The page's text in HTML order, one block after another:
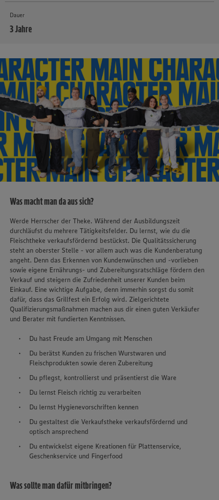
Dauer
3 Jahre
Was macht man da aus sich?
Werde Herrscher der Theke. Während der Ausbildungszeit
durchläufst du mehrere Tätigkeitsfelder. Du lernst, wie du die
Fleischtheke verkaufsfördernd bestückst. Die Qualitätssicherung
steht an oberster Stelle - vor allem auch was die Kundenberatung
angeht. Denn das Erkennen von Kundenwünschen und -vorlieben
sowie eigene Ernährungs- und Zubereitungsratschläge fördern den
Verkauf und steigern die Zufriedenheit unserer Kunden beim
Einkauf. Eine wichtige Aufgabe, denn immerhin sorgst du somit
dafür, dass das Grillfest ein Erfolg wird. Zielgerichtete
Qualifizierungsmaßnahmen machen aus dir einen guten Verkäufer
und Berater mit fundierten Kenntnissen.
Du hast Freude am Umgang mit Menschen
Du berätst Kunden zu frischen Wurstwaren und
Fleischprodukten sowie deren Zubereitung
Du pflegst, kontrollierst und präsentierst die Ware
Du lernst Fleisch richtig zu verarbeiten
Du lernst Hygienevorschriften kennen
Du gestaltest die Verkaufstheke verkaufsfördernd und
optisch ansprechend
Du entwickelst eigene Kreationen für Plattenservice,
Geschenkservice und Fingerfood
Was sollte man dafür mitbringen?